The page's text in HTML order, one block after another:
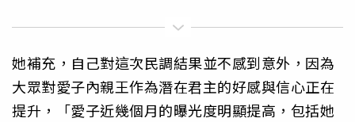
她補充，自己對這次民調結果並不感到意外，因為
大眾對愛子內親王作為潛在君主的好感與信心正在
提升，「愛子近幾個月的曝光度明顯提高，包括她